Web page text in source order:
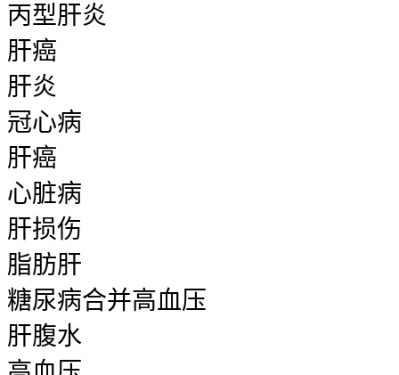
丙型肝炎
肝癌
肝炎
冠心病
肝癌
心脏病
肝损伤
脂肪肝
糖尿病合并高血压
肝腹水